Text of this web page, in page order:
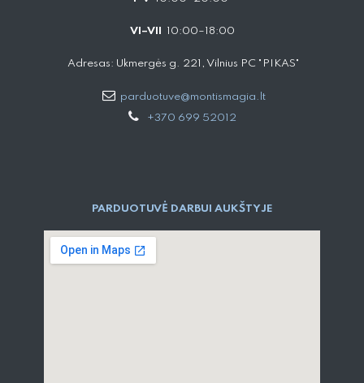
VI–VII 10:00–18:00
Adresas: Ukmergės g. 221, Vilnius PC "PIKAS"
parduotuve@montismagia.lt
+370 699 52012
PARDUOTUVĖ DARBUI AUKŠTYJE